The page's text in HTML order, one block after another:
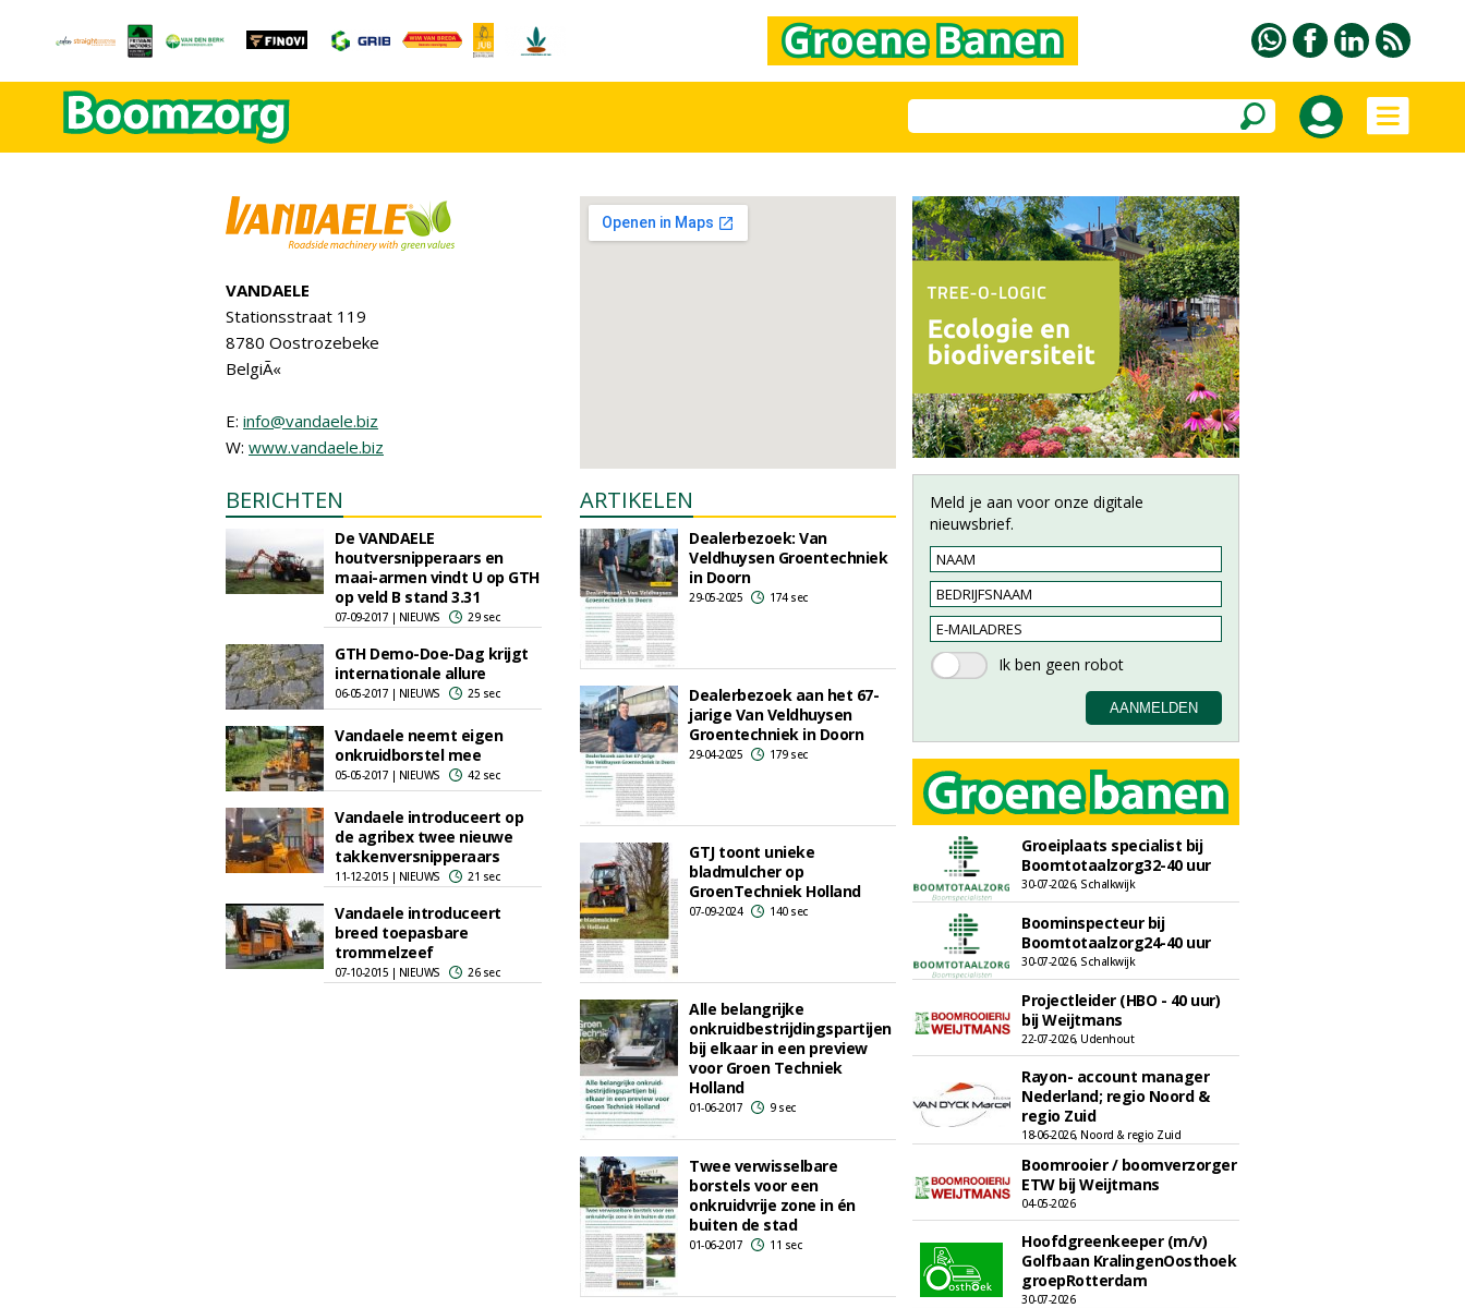
VANDAELE
Stationsstraat 119
8780 Oostrozebeke
BelgiÃ«
E: info@vandaele.biz
W: www.vandaele.biz
BERICHTEN
De VANDAELE
houtversnipperaars en
maai-armen vindt U op GTH
op veld B stand 3.31
07-09-2017 | NIEUWS 29 sec
GTH Demo-Doe-Dag krijgt
internationale allure
06-05-2017 | NIEUWS 25 sec
Vandaele neemt eigen
onkruidborstel mee
05-05-2017 | NIEUWS 42 sec
Vandaele introduceert op
de agribex twee nieuwe
takkenversnipperaars
11-12-2015 | NIEUWS 21 sec
Vandaele introduceert
breed toepasbare
trommelzeef
07-10-2015 | NIEUWS 26 sec
ARTIKELEN
Dealerbezoek: Van
Veldhuysen Groentechniek
in Doorn
29-05-2025 174 sec
Dealerbezoek aan het 67-
jarige Van Veldhuysen
Groentechniek in Doorn
29-04-2025 179 sec
GTJ toont unieke
bladmulcher op
GroenTechniek Holland
07-09-2024 140 sec
Alle belangrijke
onkruidbestrijdingspartijen
bij elkaar in een preview
voor Groen Techniek
Holland
01-06-2017 9 sec
Twee verwisselbare
borstels voor een
onkruidvrije zone in én
buiten de stad
01-06-2017 11 sec
Meld je aan voor onze digitale
nieuwsbrief.
Groeiplaats specialist bij
Boomtotaalzorg32-40 uur
30-07-2026, Schalkwijk
Boominspecteur bij
Boomtotaalzorg24-40 uur
30-07-2026, Schalkwijk
Projectleider (HBO - 40 uur)
bij Weijtmans
22-07-2026, Udenhout
Rayon- account manager
Nederland; regio Noord &
regio Zuid
18-06-2026, Noord & regio Zuid
Boomrooier / boomverzorger
ETW bij Weijtmans
04-05-2026
Hoofdgreenkeeper (m/v)
Golfbaan KralingenOosthoek
groepRotterdam
30-07-2026